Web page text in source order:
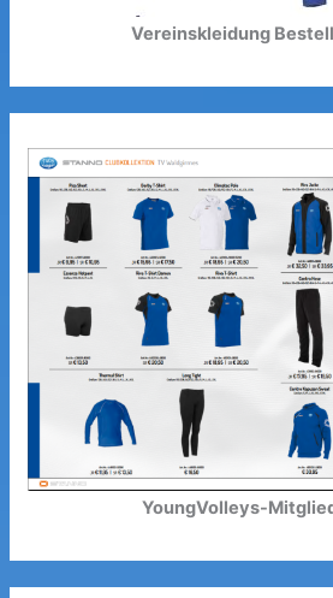
Vereinskleidung
YoungVolleys-